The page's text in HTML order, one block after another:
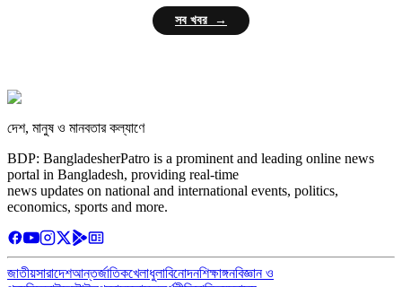
সব খবর →
দেশ, মানুষ ও মানবতার কল্যাণে
BDP: BangladesherPatro is a prominent and leading online news
portal in Bangladesh, providing real-time
news updates on national and international events, politics,
economics, sports and more.
জাতীয়সারাদেশআন্তর্জাতিকখেলাধুলাবিনোদনশিক্ষাঙ্গনবিজ্ঞান ও